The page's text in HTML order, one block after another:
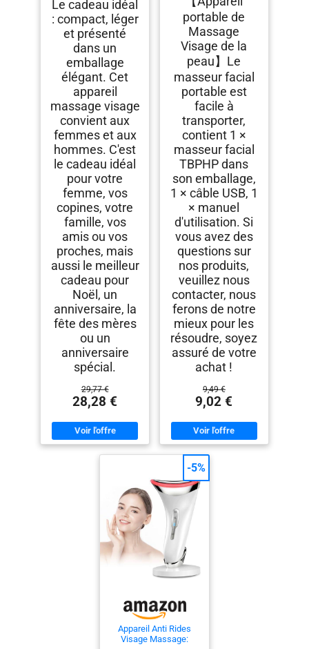
Le cadeau idéal
: compact, léger
et présenté
dans un
emballage
élégant. Cet
appareil
massage visage
convient aux
femmes et aux
hommes. C'est
le cadeau idéal
pour votre
femme, vos
copines, votre
famille, vos
amis ou vos
proches, mais
aussi le meilleur
cadeau pour
Noël, un
anniversaire, la
fête des mères
ou un
anniversaire
spécial.
29,77 €
28,28 €
portable de
Massage
Visage de la
peau】Le
masseur facial
portable est
facile à
transporter,
contient 1 ×
masseur facial
TBPHP dans
son emballage,
1 × câble USB, 1
× manuel
d'utilisation. Si
vous avez des
questions sur
nos produits,
veuillez nous
contacter, nous
ferons de notre
mieux pour les
résoudre, soyez
assuré de votre
achat !
9,49 €
9,02 €
Appareil Anti Rides
Visage Massage:
-5%